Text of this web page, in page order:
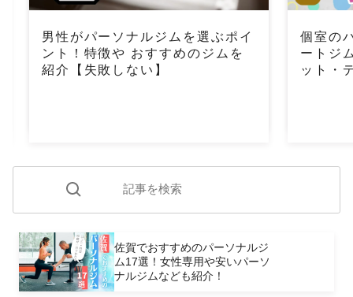
佐賀でおすすめのパーソナルジ
ム17選！女性専用や安いパーソ
ナルジムなども紹介！
男性がパーソナルジムを選ぶポイ
ント！特徴や おすすめのジムを
紹介【失敗しない】
個室の
ートジ
ット・